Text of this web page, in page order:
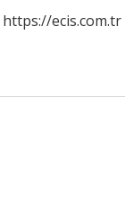
https://ecis.com.tr